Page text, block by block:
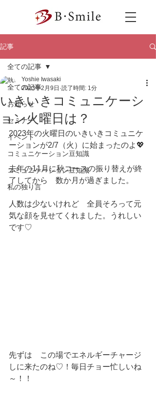
記事
全ての記事
お知らせ
セミナー
イベント
コミュニケーション豆知識
コミュニケーション豆知識
私の独り言
全ての記事
いきいきコミュニケーシ
ョン火曜日は？
Yoshie Iwasaki
2023年2月9日 読了時間: 1分
2023年の火曜日のいきいきコミュニケ
ーションが2/7（火）に始まったのよ💖
去年の11月に秋コースの振り替えが終
了してから　数か月が過ぎました。
人数は少ないけれど　全員そろって元
気な顔を見せてくれました。うれしい
です♡
先ずは　この場でエネルギーチャージ
しに来たのね♡！毎日チョー忙しいね
～！！